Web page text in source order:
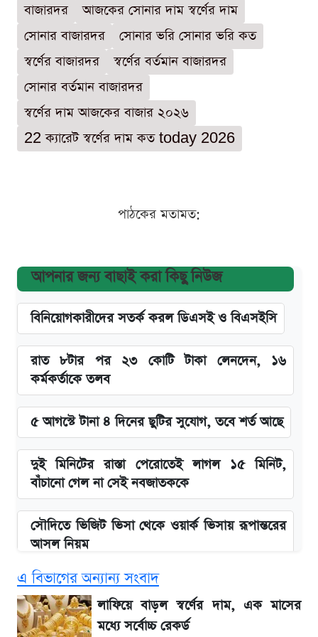
বাজারদর
আজকের সোনার দাম স্বর্ণের দাম
সোনার বাজারদর
সোনার ভরি সোনার ভরি কত
স্বর্ণের বাজারদর
স্বর্ণের বর্তমান বাজারদর
সোনার বর্তমান বাজারদর
স্বর্ণের দাম আজকের বাজার ২০২৬
22 ক্যারেট স্বর্ণের দাম কত today 2026
পাঠকের মতামত:
আপনার জন্য বাছাই করা কিছু নিউজ
বিনিয়োগকারীদের সতর্ক করল ডিএসই ও বিএসইসি
রাত ৮টার পর ২৩ কোটি টাকা লেনদেন, ১৬
কর্মকর্তাকে তলব
৫ আগস্টে টানা ৪ দিনের ছুটির সুযোগ, তবে শর্ত আছে
দুই মিনিটের রাস্তা পেরোতেই লাগল ১৫ মিনিট,
বাঁচানো গেল না সেই নবজাতককে
সৌদিতে ভিজিট ভিসা থেকে ওয়ার্ক ভিসায় রূপান্তরের
আসল নিয়ম
বিল নিয়ে ফেসবুকে ঝড় তুললেন আজহারি, জবাব
দিল বিদ্যুৎ বিভাগ
এ বিভাগের অন্যান্য সংবাদ
লাফিয়ে বাড়ল স্বর্ণের দাম, এক মাসের
মধ্যে সর্বোচ্চ রেকর্ড